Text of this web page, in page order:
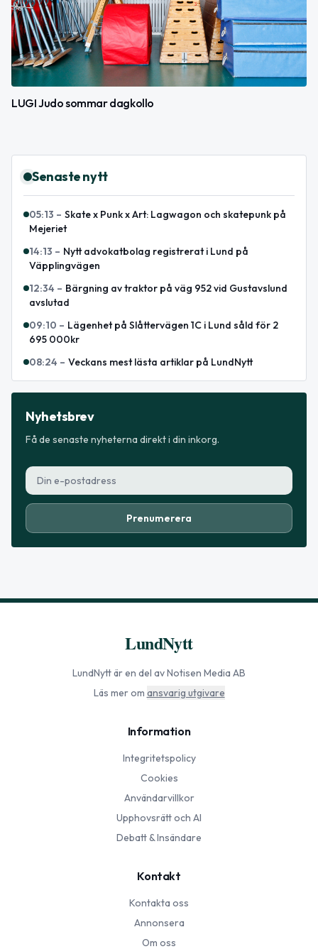
LUGI Judo sommar dagkollo
Senaste nytt
05:13 – Skate x Punk x Art: Lagwagon och skatepunk på
Mejeriet
14:13 – Nytt advokatbolag registrerat i Lund på
Väpplingvägen
12:34 – Bärgning av traktor på väg 952 vid Gustavslund
avslutad
09:10 – Lägenhet på Slåttervägen 1C i Lund såld för 2
695 000kr
08:24 – Veckans mest lästa artiklar på LundNytt
Nyhetsbrev
Få de senaste nyheterna direkt i din inkorg.
Prenumerera
LundNytt
LundNyttär en del av Notisen Media AB
Läs mer om ansvarig utgivare
Information
Integritetspolicy
Cookies
Användarvillkor
Upphovsrätt och AI
Debatt & Insändare
Kontakt
Kontakta oss
Annonsera
Om oss